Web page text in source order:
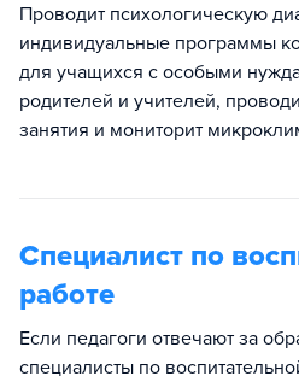
Проводит психологическую
индивидуальные программы
для учащихся с особыми
родителей и учителей,
занятия и мониторит
Специалист по
работе
Если педагоги отвечают за
специалисты по